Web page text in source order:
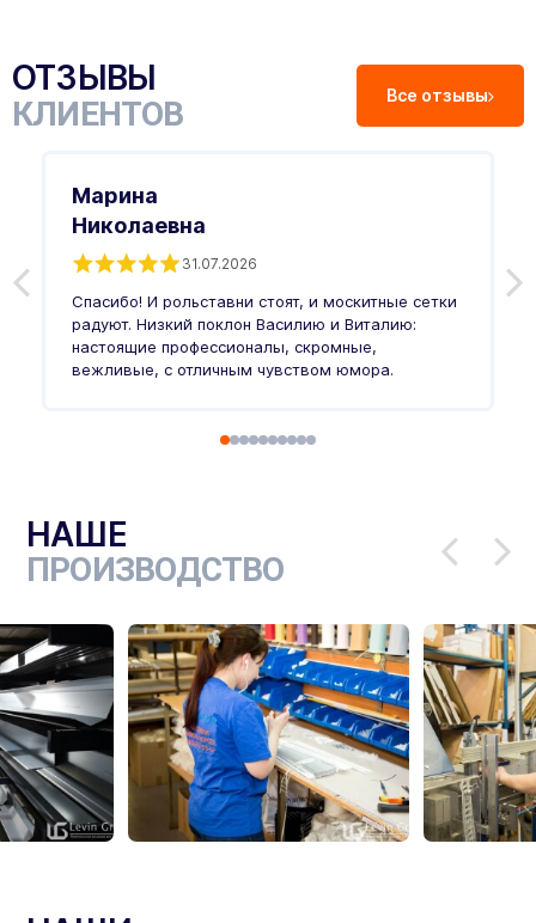
ОТЗЫВЫ
КЛИЕНТОВ Все отзывы
Марина
Николаевна
31.07.2026
Спасибо! И рольставни стоят, и москитные сетки
радуют. Низкий поклон Василию и Виталию:
настоящие профессионалы, скромные,
вежливые, с отличным чувством юмора.
НАШЕ
ПРОИЗВОДСТВО